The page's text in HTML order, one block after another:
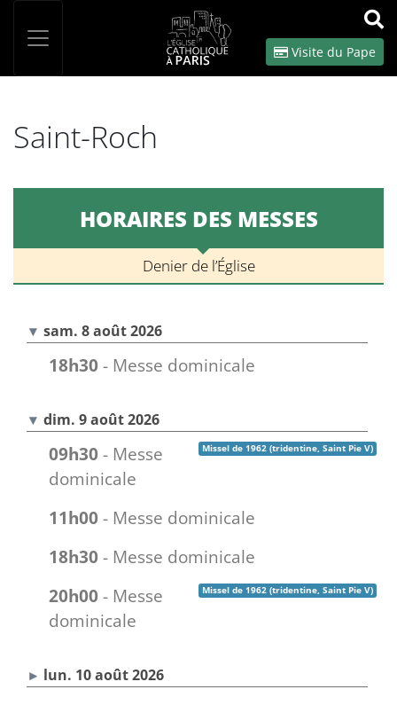
OK
Visite du Pape
Saint-Roch
HORAIRES DES MESSES
Denier de l’Église
sam. 8 août 2026
18h30 - Messe dominicale
dim. 9 août 2026
Missel de 1962 (tridentine, Saint Pie V)
09h30 - Messe
dominicale
11h00 - Messe dominicale
18h30 - Messe dominicale
Missel de 1962 (tridentine, Saint Pie V)
20h00 - Messe
dominicale
lun. 10 août 2026
Panneau de gestion des cookies